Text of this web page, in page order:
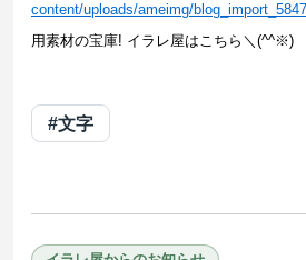
content/uploads/ameimg/
用素材の宝庫! イラレ屋はこちら＼(^^※)
#文字